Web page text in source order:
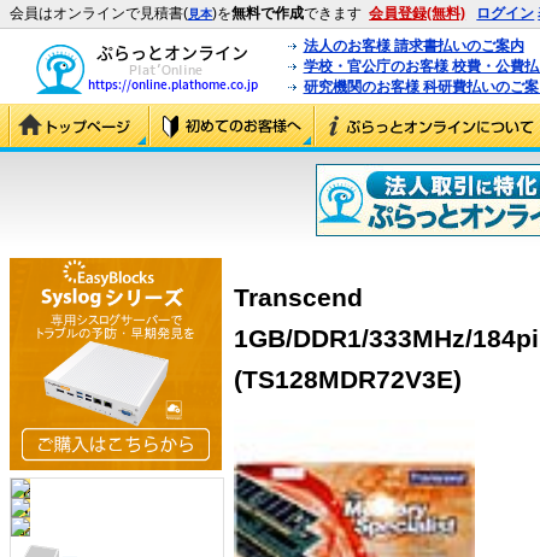
会員はオンラインで見積書(見本)を無料で作成できます 会員登録(無料) ログイン
法人のお客様 請求書払いのご案内
学校・官公庁のお客様 校費・公費
研究機関のお客様 科研費払いのご
Transcend
1GB/DDR1/333MHz/
(TS128MDR72V3E)